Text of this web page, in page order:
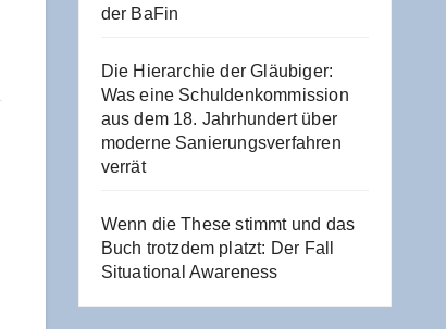
der BaFin
Die Hier­ar­chie der Gläu­bi­ger:
Was eine Schul­den­kom­mis­si­on
aus dem 18. Jahr­hun­dert über
moder­ne Sanie­rungs­ver­fah­ren
verrät
Wenn die The­se stimmt und das
Buch trotz­dem platzt: Der Fall
Situa­tio­nal Awareness